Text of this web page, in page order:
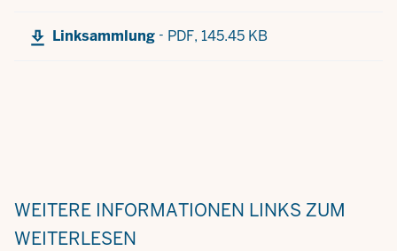
Linksammlung - PDF, 145.45 KB
WEITERE INFORMATIONEN LINKS ZUM
WEITERLESEN